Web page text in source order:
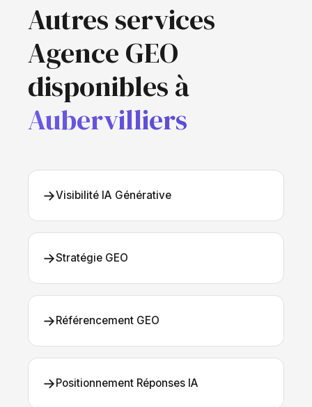
Autres services
Agence GEO
disponibles à
Aubervilliers
→Visibilité IA Générative
→Stratégie GEO
→Référencement GEO
→Positionnement Réponses IA